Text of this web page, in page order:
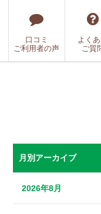
口コミ
ご利用者の声
よく
ご質
月別アーカイブ
2026年8月